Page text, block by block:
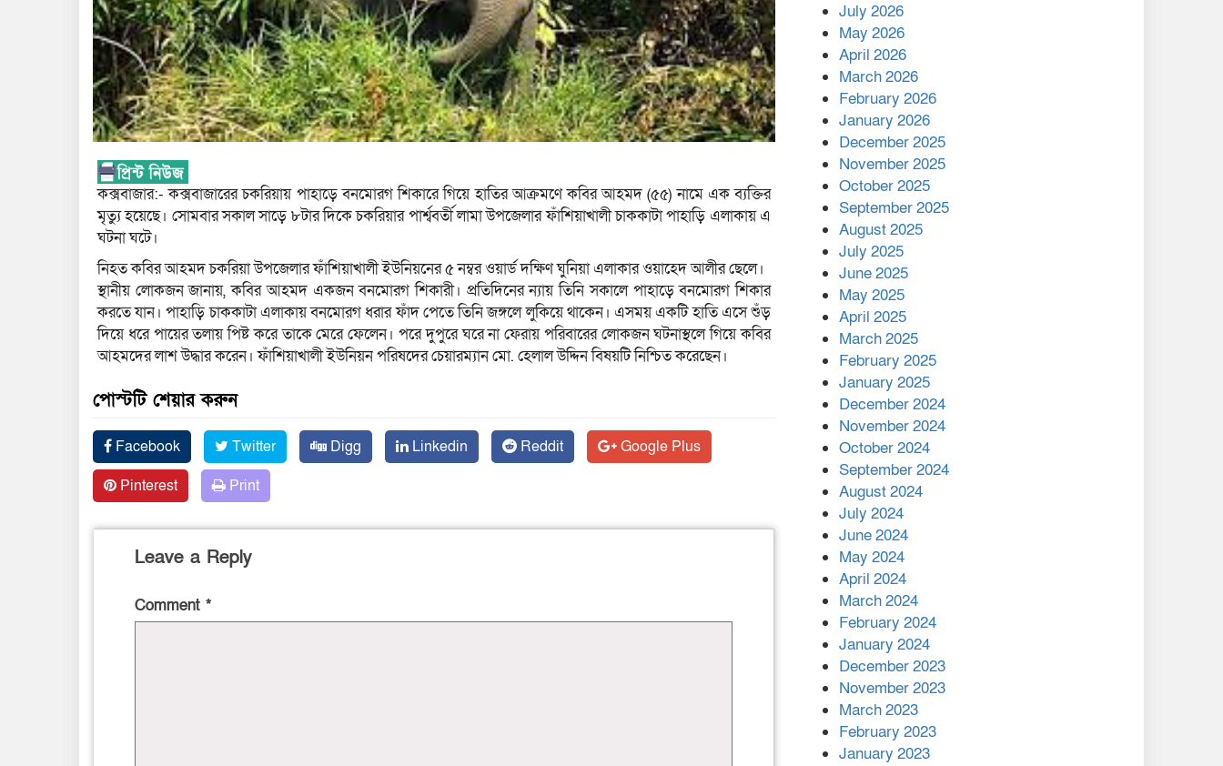
কক্সবাজার:- কক্সবাজারের চকরিয়ায় পাহাড়ে বনমোরগ শিকারে গিয়ে হাতির আক্রমণে কবির আহমদ (৫৫) নামে এক ব্যক্তির
মৃত্যু হয়েছে। সোমবার সকাল সাড়ে ৮টার দিকে চকরিয়ার পার্শ্ববর্তী লামা উপজেলার ফাঁশিয়াখালী চাককাটা পাহাড়ি এলাকায় এ
ঘটনা ঘটে।
নিহত কবির আহমদ চকরিয়া উপজেলার ফাঁশিয়াখালী ইউনিয়নের ৫ নম্বর ওয়ার্ড দক্ষিণ ঘুনিয়া এলাকার ওয়াহেদ আলীর ছেলে।
স্থানীয় লোকজন জানায়, কবির আহমদ একজন বনমোরগ শিকারী। প্রতিদিনের ন্যায় তিনি সকালে পাহাড়ে বনমোরগ শিকার
করতে যান। পাহাড়ি চাককাটা এলাকায় বনমোরগ ধরার ফাঁদ পেতে তিনি জঙ্গলে লুকিয়ে থাকেন। এসময় একটি হাতি এসে শুঁড়
দিয়ে ধরে পায়ের তলায় পিষ্ট করে তাকে মেরে ফেলেন। পরে দুপুরে ঘরে না ফেরায় পরিবারের লোকজন ঘটনাস্থলে গিয়ে কবির
আহমদের লাশ উদ্ধার করেন। ফাঁশিয়াখালী ইউনিয়ন পরিষদের চেয়ারম্যান মো. হেলাল উদ্দিন বিষয়টি নিশ্চিত করেছেন।
পোস্টটি শেয়ার করুন
Facebook Twitter Digg Linkedin Reddit
Google Plus
Pinterest
Print
Leave a Reply
Comment *
কাপ্তাই প্রেস ক্লাবের সভাপতি
মাহফুজ, সম্পাদক রিপন মারমা
নির্বাচিত
মালয়েশিয়ার প্রধানমন্ত্রীকে চিঠি
দেয়ার পর ফোন তারেক
রহমানের,গ্যাস সঙ্কট
মোকাবিলায় সহায়তার আশ্বাস
এক বিলিয়ন ডলার বিনিয়োগ
হবে আনোয়ারায়
বান্দরবানে বন্যায় ক্ষতিগ্রস্তদের
মাঝে সহায়তা দিলেন সাচিং প্রু
জেরী
July 2026
May 2026
April 2026
March 2026
February 2026
January 2026
December 2025
November 2025
October 2025
September 2025
August 2025
July 2025
June 2025
May 2025
April 2025
March 2025
February 2025
January 2025
December 2024
November 2024
October 2024
September 2024
August 2024
July 2024
June 2024
May 2024
April 2024
March 2024
February 2024
January 2024
December 2023
November 2023
March 2023
February 2023
January 2023